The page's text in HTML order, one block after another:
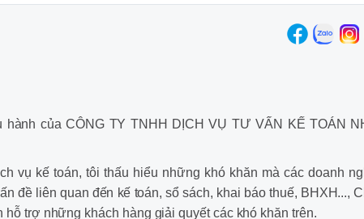
của CÔNG TY TNHH DỊCH VỤ TƯ VẤN KẾ TOÁN
vụ kế toán, tôi thấu hiểu những khó khăn mà các doanh
đề liên quan đến kế toán, sổ sách, khai báo thuế, BHXH...,
trợ những khách hàng giải quyết các khó khăn trên.